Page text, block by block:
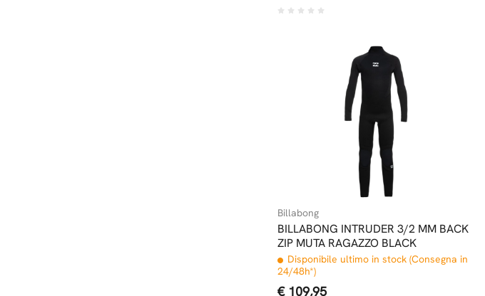
Billabong
BILLABONG INTRUDER 3/2 MM BACK
ZIP MUTA RAGAZZO BLACK
Disponibile ultimo in stock (Consegna in
24/48h*)
€ 109,95